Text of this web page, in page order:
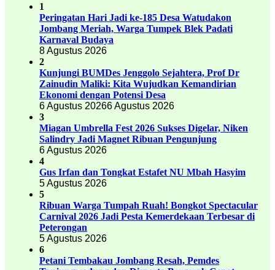
1
Peringatan Hari Jadi ke-185 Desa Watudakon
Jombang Meriah, Warga Tumpek Blek Padati
Karnaval Budaya
8 Agustus 2026
2
Kunjungi BUMDes Jenggolo Sejahtera, Prof Dr
Zainudin Maliki: Kita Wujudkan Kemandirian
Ekonomi dengan Potensi Desa
6 Agustus 20266 Agustus 2026
3
Miagan Umbrella Fest 2026 Sukses Digelar, Niken
Salindry Jadi Magnet Ribuan Pengunjung
6 Agustus 2026
4
Gus Irfan dan Tongkat Estafet NU Mbah Hasyim
5 Agustus 2026
5
Ribuan Warga Tumpah Ruah! Bongkot Spectacular
Carnival 2026 Jadi Pesta Kemerdekaan Terbesar di
Peterongan
5 Agustus 2026
6
Petani Tembakau Jombang Resah, Pemdes